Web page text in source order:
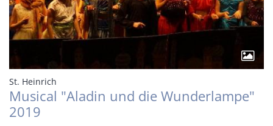
St. Heinrich
Musical "Aladin und die Wunderlampe"
2019